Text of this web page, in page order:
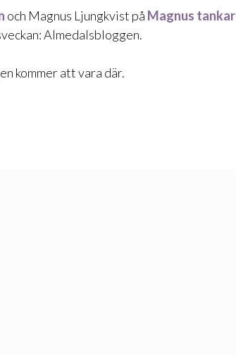
och Magnus Ljungkvist på Magnus tankar
Almedalsbloggen.
kommer att vara där.